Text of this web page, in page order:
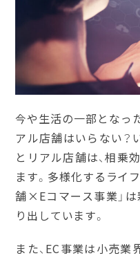
今や生活の一部となっ
アル店舗はいらない？
とリアル店舗は、相乗
ます。多様化するライ
舗×Eコマース事業」
り出しています。
また、EC事業は小売業